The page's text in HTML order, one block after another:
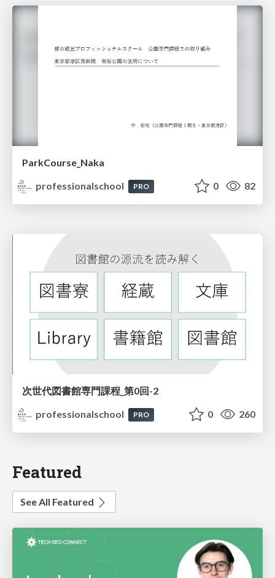
ParkCourse_Naka
professionalschool
PRO 0 82
次世代図書館専門課程_第0回-2
professionalschool
PRO 0 260
Featured
See All Featured